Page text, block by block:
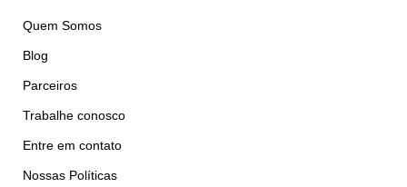
Quem Somos
Blog
Parceiros
Trabalhe conosco
Entre em contato
Nossas Políticas